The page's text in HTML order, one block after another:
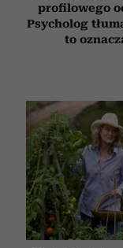
profilowego
Psycholog
to